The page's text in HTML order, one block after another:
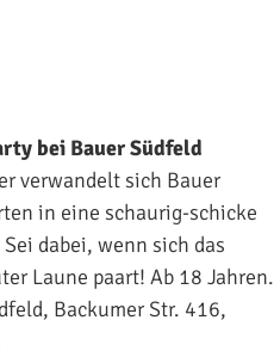
bei Bauer Südfeld
verwandelt sich Bauer
in eine schaurig-schicke
dabei, wenn sich das
Laune paart! Ab 18 Jahren.
Backumer Str. 416,